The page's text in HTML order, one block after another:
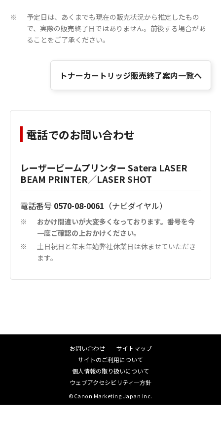
※
予定日は、あくまでも現在の販売状況から推定したもの
で、実際の販売終了日ではありません。前後する場合があ
ることをご了承ください。
トナーカートリッジ販売終了案内一覧へ
電話でのお問い合わせ
レーザービームプリンター Satera LASER
BEAM PRINTER／LASER SHOT
電話番号 0570-08-0061 （ナビダイヤル）
※
おかけ間違いが大変多くなっております。番号を今
一度ご確認の上おかけください。
※
土日祝日と年末年始弊社休業日は休ませていただき
ます。
お問い合わせ
サイトマップ
サイトのご利用について
個人情報の取り扱いについて
ウェブアクセシビリティ―方針
©Canon Marketing Japan Inc.